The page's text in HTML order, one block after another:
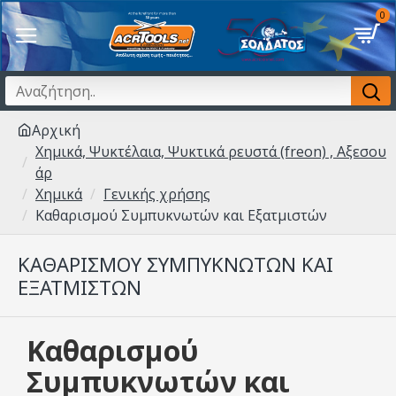
0
Αρχική
Χημικά, Ψυκτέλαια, Ψυκτικά ρευστά (freon) , Αξεσου
άρ
Χημικά
Γενικής χρήσης
Καθαρισμού Συμπυκνωτών και Εξατμιστών
ΚΑΘΑΡΙΣΜΟΎ ΣΥΜΠΥΚΝΩΤΏΝ ΚΑΙ
ΕΞΑΤΜΙΣΤΏΝ
Καθαρισμού
Συμπυκνωτών και